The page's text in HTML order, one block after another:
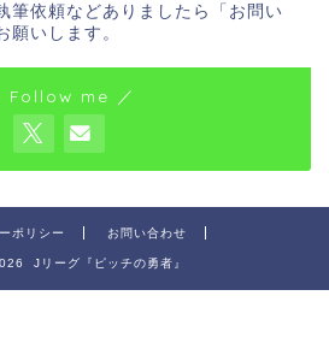
筆依頼などありましたら「お問い
願いします。
Follow me ／
ポリシー お問い合わせ
Jリーグ『ピッチの勇者』